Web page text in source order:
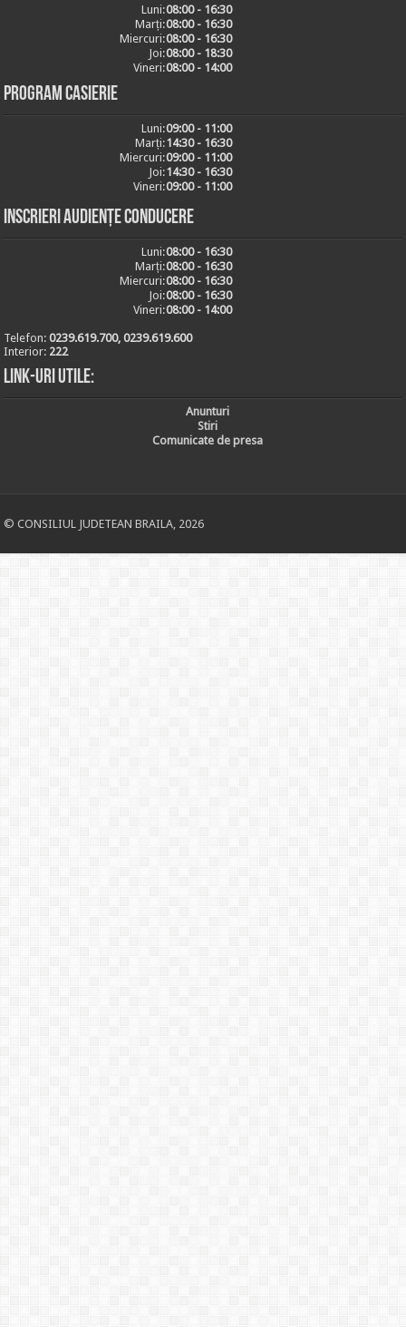
Luni:08:00 - 16:30
Marți:08:00 - 16:30
Miercuri:08:00 - 16:30
Joi:08:00 - 18:30
Vineri:08:00 - 14:00
Program casierie
Luni:09:00 - 11:00
Marți:14:30 - 16:30
Miercuri:09:00 - 11:00
Joi:14:30 - 16:30
Vineri:09:00 - 11:00
Inscrieri audiențe conducere
Luni:08:00 - 16:30
Marți:08:00 - 16:30
Miercuri:08:00 - 16:30
Joi:08:00 - 16:30
Vineri:08:00 - 14:00
Telefon:0239.619.700, 0239.619.600
Interior: 222
Link-uri utile:
Anunturi
Stiri
Comunicate de presa
© CONSILIUL JUDETEAN BRAILA, 2026